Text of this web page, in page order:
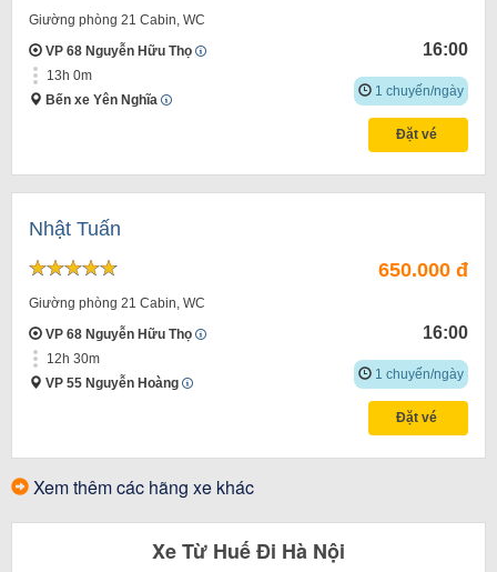
Giường phòng 21 Cabin, WC
VP 68 Nguyễn Hữu Thọ
13h 0m
Bến xe Yên Nghĩa
16:00
1 chuyến/ngày
Đặt vé
Nhật Tuấn
Giường phòng 21 Cabin, WC
VP 68 Nguyễn Hữu Thọ
12h 30m
VP 55 Nguyễn Hoàng
650.000 đ
16:00
1 chuyến/ngày
Đặt vé
Xem thêm các hãng xe khác
XeTừ HuếĐi Hà Nội